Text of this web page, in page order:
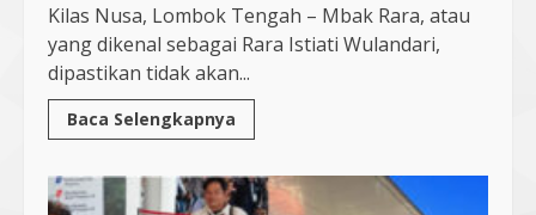
Kilas Nusa, Lombok Tengah – Mbak Rara, atau
yang dikenal sebagai Rara Istiati Wulandari,
dipastikan tidak akan...
Baca Selengkapnya